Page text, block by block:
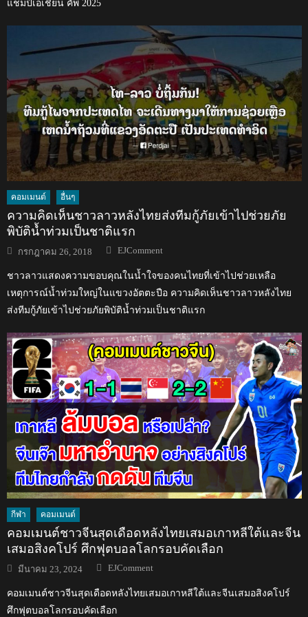
แชมป์เอเชียน คัพ 2025
คอมเมนต์ อื่นๆ
ความคิดเห็นชาวลาวหลังไทยส่งทีมกู้ภัยเข้าไปช่วยภัย
พิบัติน้ำท่วมเป็นชาติแรก
Posted
on
กรกฎาคม 26, 2018 Author
EJComment
ชาวลาวแสดงความขอบคุณในน้ำใจของคนไทยที่เข้าไปช่วยเหลือ
เหตุการณ์น้ำท่วมใหญ่ในแขวงอัตตะปือ ความคิดเห็นชาวลาวหลังไทย
ส่งทีมกู้ภัยเข้าไปช่วยภัยพิบัติน้ำท่วมเป็นชาติแรก
กีฬา คอมเมนต์
คอมเมนต์ชาวจีนสุดเดือดหลังไทยเสมอเกาหลีใต้และจีน
เสมอสิงคโปร์ ศึกฟุตบอลโลกรอบคัดเลือก
Posted
on
มีนาคม 23, 2024 Author
EJComment
คอมเมนต์ชาวจีนสุดเดือดหลังไทยเสมอเกาหลีใต้และจีนเสมอสิงคโปร์
ศึกฟุตบอลโลกรอบคัดเลือก